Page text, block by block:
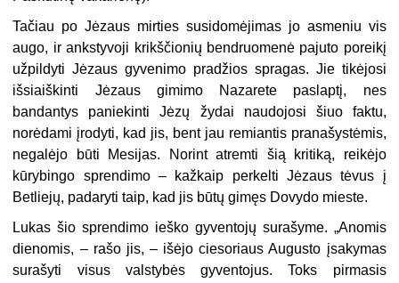
Tačiau po Jėzaus mirties susidomėjimas jo asmeniu vis
augo, ir ankstyvoji krikščionių bendruomenė pajuto poreikį
užpildyti Jėzaus gyvenimo pradžios spragas. Jie tikėjosi
išsiaiškinti Jėzaus gimimo Nazarete paslaptį, nes
bandantys paniekinti Jėzų žydai naudojosi šiuo faktu,
norėdami įrodyti, kad jis, bent jau remiantis pranašystėmis,
negalėjo būti Mesijas. Norint atremti šią kritiką, reikėjo
kūrybingo sprendimo – kažkaip perkelti Jėzaus tėvus į
Betliejų, padaryti taip, kad jis būtų gimęs Dovydo mieste.
Lukas šio sprendimo ieško gyventojų surašyme. „Anomis
dienomis, – rašo jis, – išėjo ciesoriaus Augusto įsakymas
surašyti visus valstybės gyventojus. Toks pirmasis